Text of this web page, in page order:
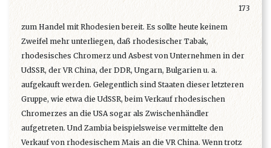
173
zum Handel mit Rhodesien bereit. Es sollte heute keinem
Zweifel mehr unterliegen, daß rhodesischer Tabak,
rhodesisches Chromerz und Asbest von Unternehmen in der
UdSSR, der VR China, der DDR, Ungarn, Bulgarien u. a.
aufgekauft werden. Gelegentlich sind Staaten dieser letzteren
Gruppe, wie etwa die UdSSR, beim Verkauf rhodesischen
Chromerzes an die USA sogar als Zwischenhändler
aufgetreten. Und Zambia beispielsweise vermittelte den
Verkauf von rhodesischem Mais an die VR China. Wenn trotz